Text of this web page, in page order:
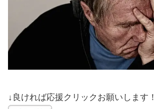
↓良ければ応援クリックお願いします！